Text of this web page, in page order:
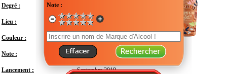
Note :
Degré :
Lieu : Irlande
Couleur :
Note : En attente de test
Lancement : Septembre 2019